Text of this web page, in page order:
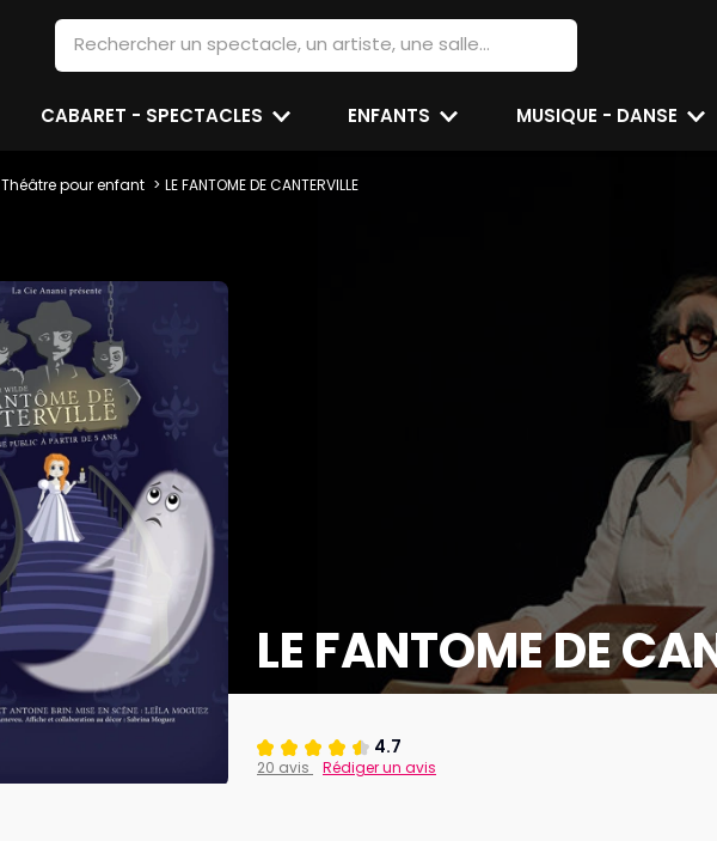
CABARET - SPECTACLES ENFANTS MUSIQUE - DANSE
Théâtre pour enfant LE FANTOME DE CANTERVILLE
LE FANTOME DE
4.7
20 avis Rédiger un avis